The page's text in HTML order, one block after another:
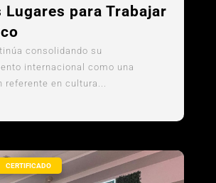
Lugares para Trabajar
consolidando su
internacional como una
referente en cultura...
CERTIFICADO